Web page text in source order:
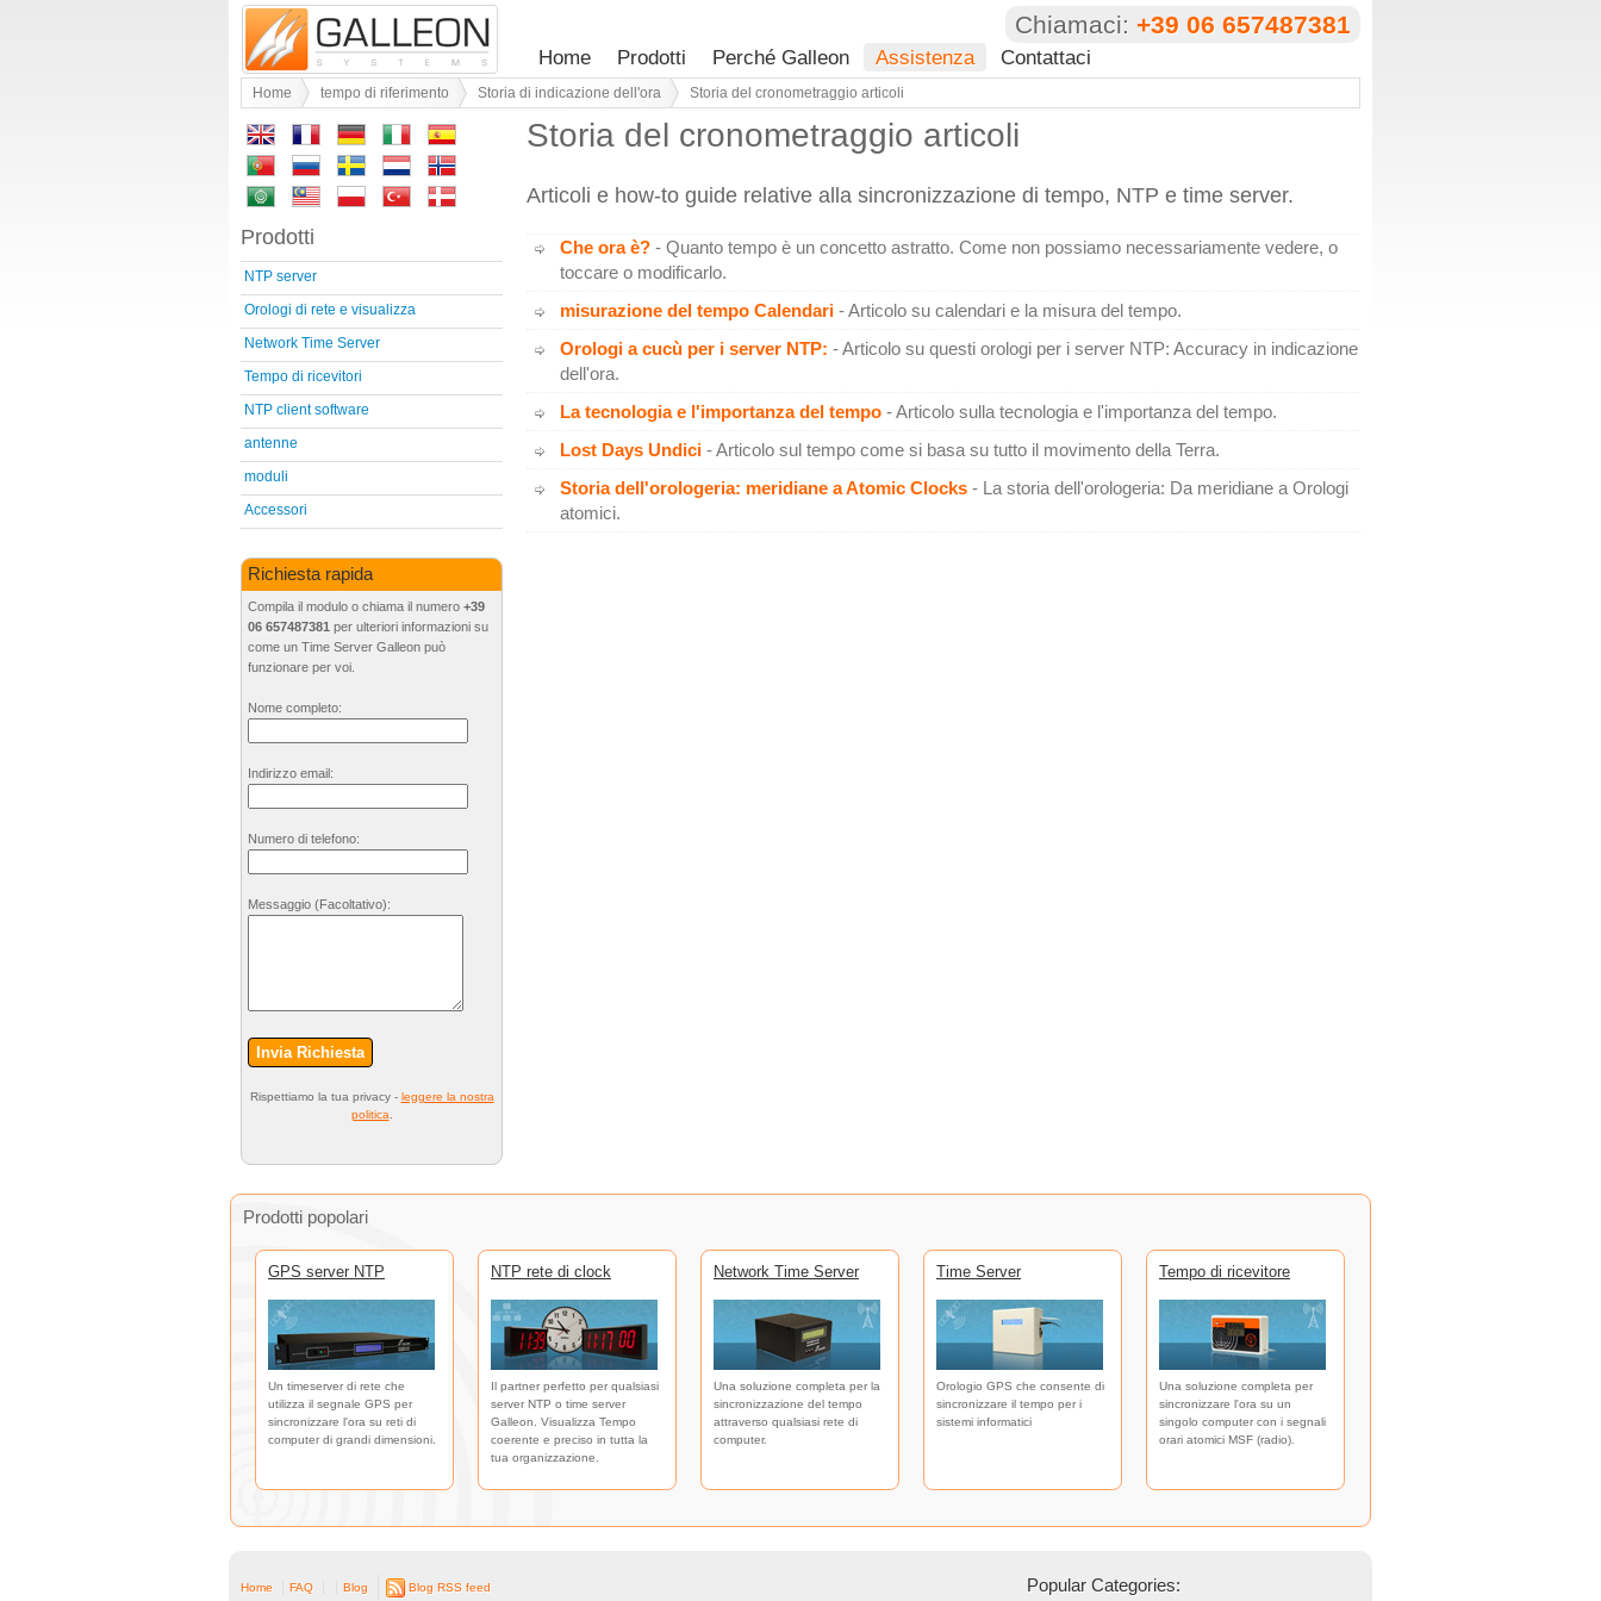
Chiamaci: +39 06 657487381
Home Prodotti Perché Galleon Assistenza Contattaci
Home tempo di riferimento Storia di indicazione dell'ora Storia del cronometraggio articoli
Storia del cronometraggio articoli
Articoli e how-to guide relative alla sincronizzazione di tempo, NTP e time server.
Che ora è? - Quanto tempo è un concetto astratto. Come non possiamo necessariamente vedere, o
toccare o modificarlo.
misurazione del tempo Calendari - Articolo su calendari e la misura del tempo.
Orologi a cucù per i server NTP: - Articolo su questi orologi per i server NTP: Accuracy in indicazione
dell'ora.
La tecnologia e l'importanza del tempo - Articolo sulla tecnologia e l'importanza del tempo.
Lost Days Undici - Articolo sul tempo come si basa su tutto il movimento della Terra.
Storia dell'orologeria: meridiane a Atomic Clocks - La storia dell'orologeria: Da meridiane a Orologi
atomici.
Prodotti
NTP server
Orologi di rete e visualizza
Network Time Server
Tempo di ricevitori
NTP client software
antenne
moduli
Accessori
Richiesta rapida
Compila il modulo o chiama il numero +39
06 657487381 per ulteriori informazioni su
come un Time Server Galleon può
funzionare per voi.
Nome completo:
Indirizzo email:
Numero di telefono:
Messaggio (Facoltativo):
Invia Richiesta
Rispettiamo la tua privacy - leggere la nostra
politica.
Prodotti popolari
GPS server NTP
Un timeserver di rete che
utilizza il segnale GPS per
sincronizzare l'ora su reti di
computer di grandi dimensioni.
NTP rete di clock
Il partner perfetto per qualsiasi
server NTP o time server
Galleon. Visualizza Tempo
coerente e preciso in tutta la
tua organizzazione.
Network Time Server
Una soluzione completa per la
sincronizzazione del tempo
attraverso qualsiasi rete di
computer.
Time Server
Orologio GPS che consente di
sincronizzare il tempo per i
sistemi informatici
Tempo di ricevitore
Una soluzione completa per
sincronizzare l'ora su un
singolo computer con i segnali
orari atomici MSF (radio).
Home FAQ Blog Blog RSS feed Popular Categories: